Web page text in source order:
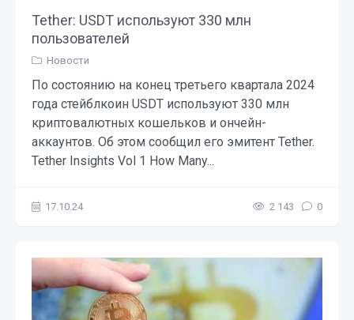
Tether: USDT используют 330 млн
пользователей
Новости
По состоянию на конец третьего квартала 2024
года стейблкоин USDT используют 330 млн
криптовалютных кошельков и ончейн-
аккаунтов. Об этом сообщил его эмитент Tether.
Tether Insights Vol 1 How Many...
17.10.24 2 143 0